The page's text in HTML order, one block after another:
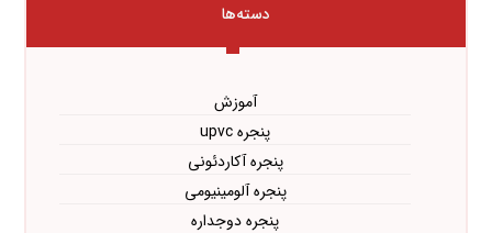
دسته‌ها
آموزش
پنجره upvc
پنجره آکاردئونی
پنجره آلومینیومی
پنجره دوجداره